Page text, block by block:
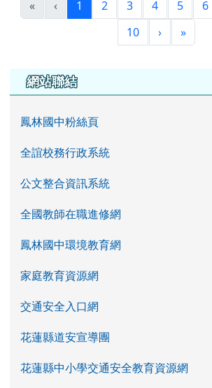
« ‹ 1 (目前頁次)
2 3 4 5 6
10
›下一頁
»最後頁
左邊區域內容
網站聯結
鳳林國中粉絲頁
全誼校務行政系統
公文整合資訊系統
全國教師在職進修網
鳳林國中環境教育網
家庭教育資源網
交通安全入口網
花蓮縣道安宣導團
花蓮縣中小學交通安全教育資源網